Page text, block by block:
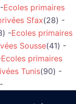
Ecoles primaires
Sfax(28) -
-Ecoles primaires
Sousse(41) -
Ecoles primaires
Tunis(90) -